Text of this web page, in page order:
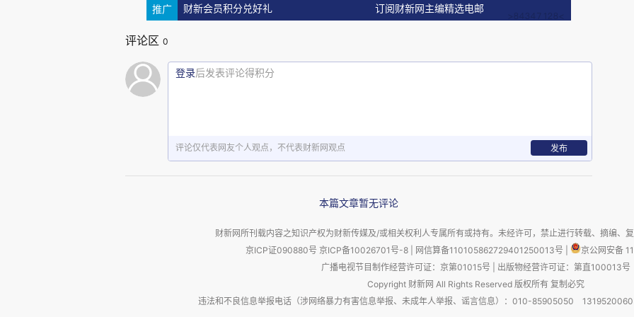
由于量大，商家货品给平台的采购价格可谓是一个比一个低，有些甚至低于1688的出厂价
（出厂价通常有20%的利润），这也是Temu在海外营销中打出“像亿万富翁一样想买就买
（Shop like a billionnaire)”口号的底气。
低价的另一面是快速占领的市场份额。“全托管模式”的出现大大降低了小商家出海的门
槛，该模式随后也被各大跨境平台采用，成为了行业标配。而在全托管模式下，Temu和Shein
以“绝对低价”的优势强势占领海外市场。
Shein将快时尚逻辑推至极致，以极低廉的价格、密集的生产方式，和不断刺激消费者的
营销策略，使得这两个“外来者”迅速占领了欧美市场。
推广 财新会员积分兑好礼 订阅财新网主编精选电邮
评论区 0
登录后发表评论得积分
评论仅代表网友个人观点，不代表财新网观点 发布
本篇文章暂无评论
财新网所刊载内容之知识产权为财新传媒及/或相关权利人专属所有或持有。未经许可，禁止进行转载、摘编、
京ICP证090880号 京ICP备10026701号-8 网信算备110105862729401250013号
京公网安备
广播电视节目制作经营许可证：京第01015号
出版物经营许可证：第直100013号
Copyright 财新网 All Rights Reserved 版权所有 复制必究
违法和不良信息举报电话（涉网络暴力有害信息举报、未成年人举报、谣言信息）：010-85905050